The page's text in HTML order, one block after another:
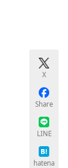
X
Share
LINE
hatena